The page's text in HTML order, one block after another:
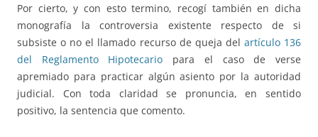
Por cierto, y con esto termino, recogí también en dicha
monografía la controversia existente respecto de si
subsiste o no el llamado recurso de queja del artículo 136
del Reglamento Hipotecario para el caso de verse
apremiado para practicar algún asiento por la autoridad
judicial. Con toda claridad se pronuncia, en sentido
positivo, la sentencia que comento.